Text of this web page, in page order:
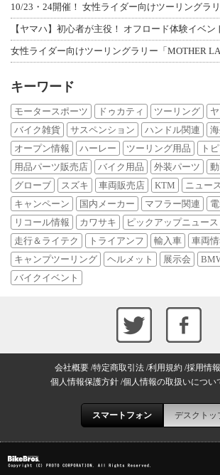
10/23・24開催！ 女性ライダー向けツーリングラ
【ヤマハ】初心者が主役！ オフロード体験イベン
女性ライダー向けツーリングラリー「MOTHER
キーワード
モータースポーツ ドゥカティ ツーリング
バイク雑貨
サスペンション ハンドル関連
オープン情報
ハーレー ツーリング用品 ト
用品パーツ販売店
バイク用品 外装パーツ
グローブ
スズキ 車両販売店 KTM ニュース
キャンペーン
国内メーカー マフラー関連
リコール情報
カワサキ ピックアップニュース
走行＆ライテク
トライアンフ 輸入車 車両
キャンプツーリング
ヘルメット 展示会
バイクイベント
会社概要 特定商取引法 利用規約 採用情報
個人情報保護方針 個人情報の取扱いについ
スマートフォン デスクトッ